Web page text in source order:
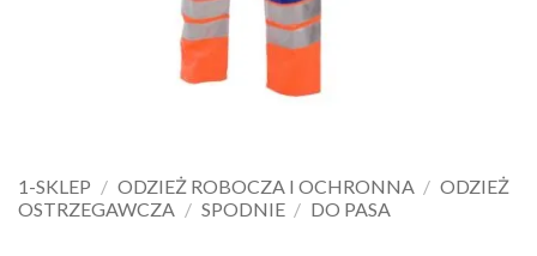
1-SKLEP / ODZIEŻ ROBOCZA I OCHRONNA / ODZIEŻ
OSTRZEGAWCZA / SPODNIE / DO PASA